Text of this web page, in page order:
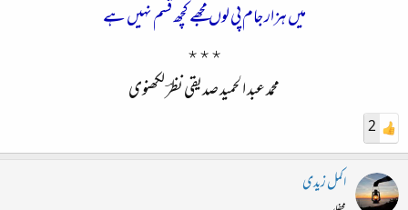
میں ہزار جام پی لوں مجھے کچھ قسم نہیں ہے
٭٭٭
محمد عبد الحمید صدیقی نظرؔ لکھنوی
2
اکمل زیدی